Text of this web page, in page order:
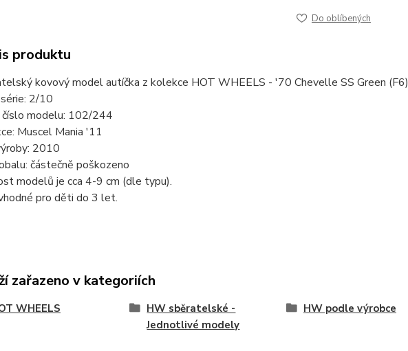
Do oblíbených
produktu
kovový model autíčka z kolekce HOT WHEELS - '70 Chevelle SS Green (F6)
2/10
číslo modelu: 102/244
Muscel Mania '11
2010
částečně poškozeno
modelů je cca 4-9 cm (dle typu).
pro děti do 3 let.
zařazeno v kategoriích
WHEELS
HW sběratelské -
Jednotlivé modely
HW podle výrobce